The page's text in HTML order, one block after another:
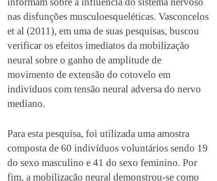
nas disfunções musculoesqueléticas. Vasconcelos
et al (2011), em uma de suas pesquisas, buscou
verificar os efeitos imediatos da mobilização
neural sobre o ganho de amplitude de
movimento de extensão do cotovelo em
indivíduos com tensão neural adversa do nervo
mediano.
Para esta pesquisa, foi utilizada uma amostra
composta de 60 indivíduos voluntários sendo 19
do sexo masculino e 41 do sexo feminino. Por
fim, a mobilização neural demonstrou-se como